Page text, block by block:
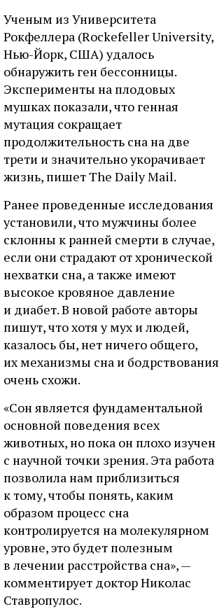
Ученым из Университета
Рокфеллера (Rockefeller University,
Нью-Йорк, США) удалось
обнаружить ген бессонницы.
Эксперименты на плодовых
мушках показали, что генная
мутация сокращает
продолжительность сна на две
трети и значительно укорачивает
жизнь, пишет The Daily Mail.
Ранее проведенные исследования
установили, что мужчины более
склонны к ранней смерти в случае,
если они страдают от хронической
нехватки сна, а также имеют
высокое кровяное давление
и диабет. В новой работе авторы
пишут, что хотя у мух и людей,
казалось бы, нет ничего общего,
их механизмы сна и бодрствования
очень схожи.
«Сон является фундаментальной
основной поведения всех
животных, но пока он плохо изучен
с научной точки зрения. Эта работа
позволила нам приблизиться
к тому, чтобы понять, каким
образом процесс сна
контролируется на молекулярном
уровне, это будет полезным
в лечении расстройства сна», —
комментирует доктор Николас
Ставропулос.